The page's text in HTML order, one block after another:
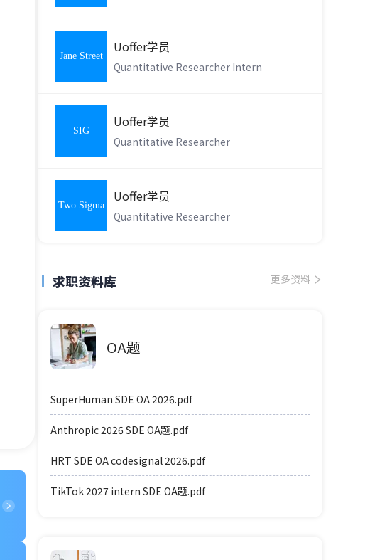
Learning
Jane Street
Uoffer学员
Quantitative Researcher Intern
SIG
Uoffer学员
Quantitative Researcher
Two Sigma
Uoffer学员
Quantitative Researcher
求职资料库 更多资料
OA题
SuperHuman SDE OA 2026.pdf
Anthropic 2026 SDE OA题.pdf
HRT SDE OA codesignal 2026.pdf
TikTok 2027 intern SDE OA题.pdf